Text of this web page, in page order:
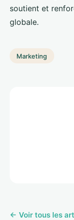
soutient et
globale.
Marketing
← Voir tous les